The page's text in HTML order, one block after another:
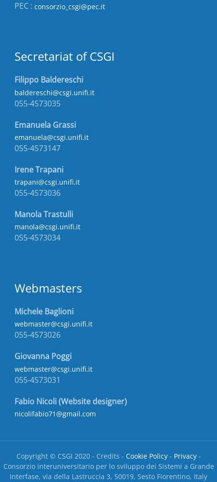
PEC : consorzio_csgi@pec.it
Secretariat of CSGI
Filippo Baldereschi
baldereschi@csgi.unifi.it
055-4573035
Emanuela Grassi
emanuela@csgi.unifi.it
055-4573147
Irene Trapani
trapani@csgi.unifi.it
055-4573036
Manola Trastulli
manola@csgi.unifi.it
055-4573034
Webmasters
Michele Baglioni
webmaster@csgi.unifi.it
055-4573026
Giovanna Poggi
webmaster@csgi.unifi.it
055-4573031
Fabio Nicoli (Website designer)
nicolifabio71@gmail.com
Copyright © CSGI 2020 - Credits - Cookie Policy- Privacy-
Consorzio interuniversitario per lo sviluppo dei Sistemi a Grande
Interfase, via della Lastruccia 3, 50019, Sesto Fiorentino, Italy